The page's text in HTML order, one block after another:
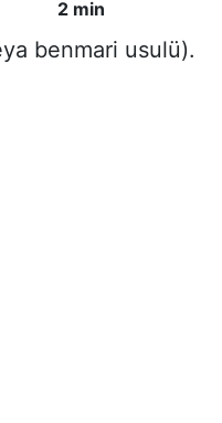
2 min
benmari usulü).